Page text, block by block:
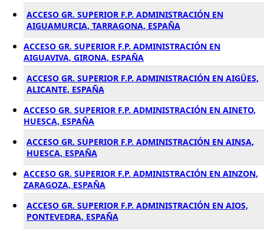
ACCESO GR. SUPERIOR F.P. ADMINISTRACIÓN EN
AIGUAMURCIA, TARRAGONA, ESPAÑA
ACCESO GR. SUPERIOR F.P. ADMINISTRACIÓN EN
AIGUAVIVA, GIRONA, ESPAÑA
ACCESO GR. SUPERIOR F.P. ADMINISTRACIÓN EN AIGÜES,
ALICANTE, ESPAÑA
ACCESO GR. SUPERIOR F.P. ADMINISTRACIÓN EN AINETO,
HUESCA, ESPAÑA
ACCESO GR. SUPERIOR F.P. ADMINISTRACIÓN EN AINSA,
HUESCA, ESPAÑA
ACCESO GR. SUPERIOR F.P. ADMINISTRACIÓN EN AINZON,
ZARAGOZA, ESPAÑA
ACCESO GR. SUPERIOR F.P. ADMINISTRACIÓN EN AIOS,
PONTEVEDRA, ESPAÑA